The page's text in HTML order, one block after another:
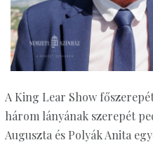
A King Lear Show
három lányának szerepét
Auguszta és Polyák Anita